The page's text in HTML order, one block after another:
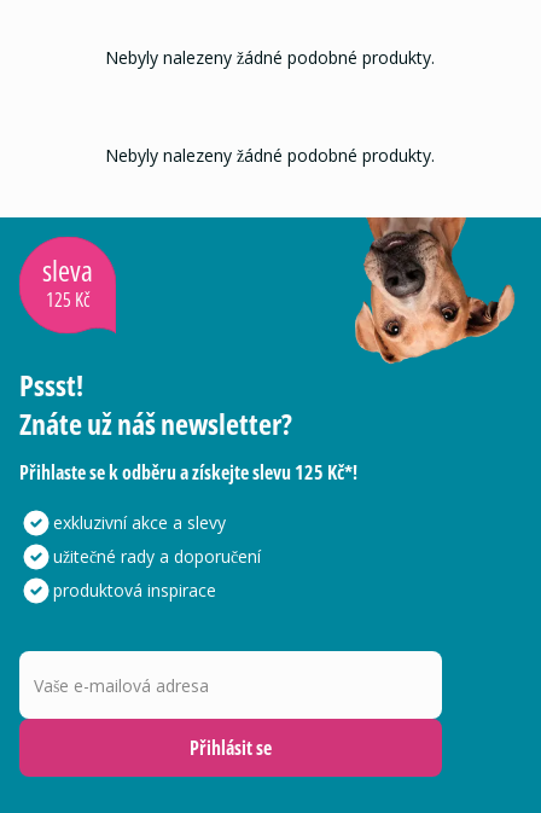
Nebyly nalezeny žádné podobné produkty.
Nebyly nalezeny žádné podobné produkty.
sleva
125 Kč
Pssst!
Znáte už náš newsletter?
Přihlaste se k odběru a získejte slevu 125 Kč*!
exkluzivní akce a slevy
užitečné rady a doporučení
produktová inspirace
Vaše e-mailová adresa
Přihlásit se